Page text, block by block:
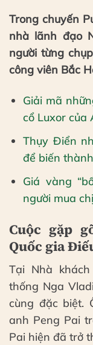
Trong chuyến
nhà lãnh đạo
người từng
công viên Bắc
Giải mã
cổ Luxor của
Thụy Điển
để biến
Giá vàng
người mua
Cuộc gặp
Quốc gia
Tại Nhà
thống Nga
cùng đặc biệt.
anh Peng Pai
Pai hiện đã trở